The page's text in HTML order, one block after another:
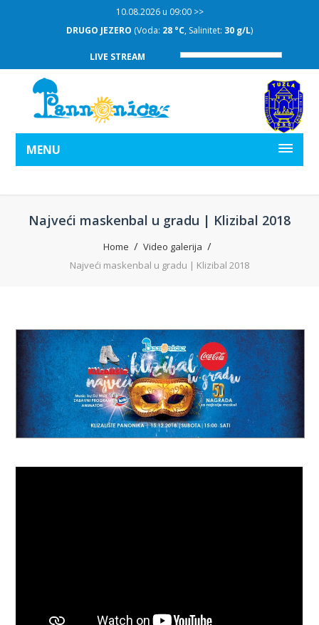
10.08.2026 u 09:00 >>
DRUGO JEZERO (Voda: 28 °C, Salinitet: 30 g/L)
LIVE STREAM
MENU
Najveći maskenbal u gradu | Klizibal 2018
Home
Video galerija
Najveći maskenbal u gradu | Klizibal 2018